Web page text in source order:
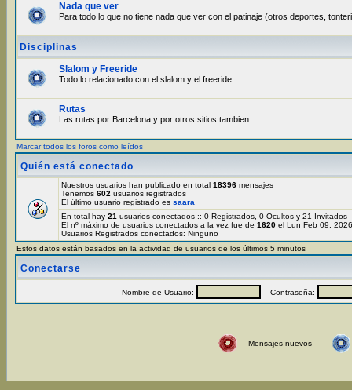
Nada que ver
Para todo lo que no tiene nada que ver con el patinaje (otros deportes,
Disciplinas
Slalom y Freeride
Todo lo relacionado con el slalom y el freeride.
Rutas
Las rutas por Barcelona y por otros sitios tambien.
Marcar todos los foros como leídos
Quién está conectado
Nuestros usuarios han publicado en total 18396 mensajes
Tenemos 602 usuarios registrados
El último usuario registrado es saara
En total hay 21 usuarios conectados :: 0 Registrados, 0 Ocultos y 21
El nº máximo de usuarios conectados a la vez fue de 1620 el Lun Feb 09,
Usuarios Registrados conectados: Ninguno
Estos datos están basados en la actividad de usuarios de los últimos 5 minutos
Conectarse
Nombre de Usuario: Contraseña:
Mensajes nuevos